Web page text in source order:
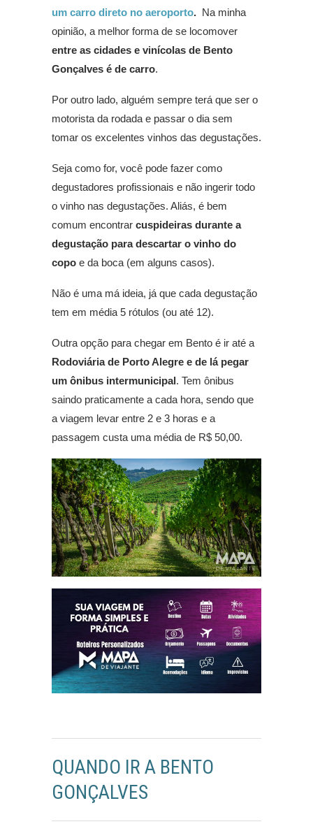
um carro direto no aeroporto. Na minha
opinião, a melhor forma de se locomover
entre as cidades e vinícolas de Bento
Gonçalves é de carro.
Por outro lado, alguém sempre terá que ser o
motorista da rodada e passar o dia sem
tomar os excelentes vinhos das degustações.
Seja como for, você pode fazer como
degustadores profissionais e não ingerir todo
o vinho nas degustações. Aliás, é bem
comum encontrar cuspideiras durante a
degustação para descartar o vinho do
copo e da boca (em alguns casos).
Não é uma má ideia, já que cada degustação
tem em média 5 rótulos (ou até 12).
Outra opção para chegar em Bento é ir até a
Rodoviária de Porto Alegre e de lá pegar
um ônibus intermunicipal. Tem ônibus
saindo praticamente a cada hora, sendo que
a viagem levar entre 2 e 3 horas e a
passagem custa uma média de R$ 50,00.
QUANDO IR A BENTO
GONÇALVES